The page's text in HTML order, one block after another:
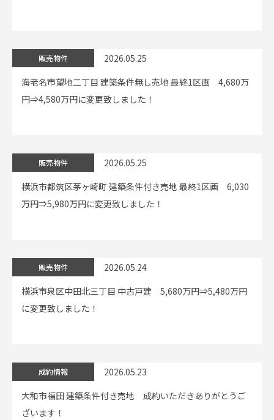
販売物件
2026.05.25
海老名市望地二丁目 建築条件無し売地 最終1区画 4,680万
円⇒4,580万円に変更致しました！
販売物件
2026.05.25
横浜市都筑区茅ヶ崎町 建築条件付き売地 最終1区画 6,030
万円⇒5,980万円に変更致しました！
販売物件
2026.05.24
横浜市泉区中田北三丁目 中古戸建 5,680万円⇒5,480万円
に変更致しました！
成約情報
2026.05.23
大和市福田 建築条件付き売地 成約いただきありがとうご
ざいます！